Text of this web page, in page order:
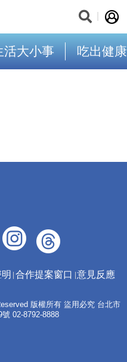
活大小事 吃出健康
合作提案窗口 意見反應
版權所有 盜用必究 台北市
02-8792-8888